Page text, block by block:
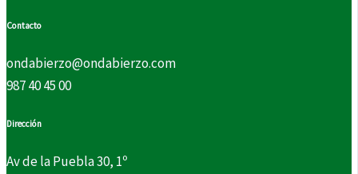
Contacto
ondabierzo@ondabierzo.com
987 40 45 00
Dirección
Av de la Puebla 30, 1º